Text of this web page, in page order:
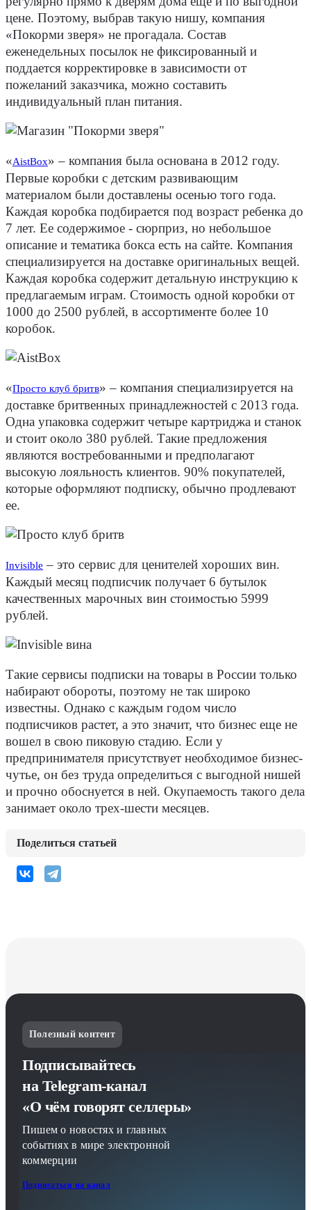
цене. Поэтому, выбрав такую нишу, компания
«Покорми зверя» не прогадала. Состав
еженедельных посылок не фиксированный и
поддается корректировке в зависимости от
пожеланий заказчика, можно составить
индивидуальный план питания.
«AistBox» – компания была основана в 2012 году.
Первые коробки с детским развивающим
материалом были доставлены осенью того года.
Каждая коробка подбирается под возраст ребенка до
7 лет. Ее содержимое - сюрприз, но небольшое
описание и тематика бокса есть на сайте. Компания
специализируется на доставке оригинальных вещей.
Каждая коробка содержит детальную инструкцию к
предлагаемым играм. Стоимость одной коробки от
1000 до 2500 рублей, в ассортименте более 10
коробок.
«Просто клуб бритв» – компания специализируется на
доставке бритвенных принадлежностей с 2013 года.
Одна упаковка содержит четыре картриджа и станок
и стоит около 380 рублей. Такие предложения
являются востребованными и предполагают
высокую лояльность клиентов. 90% покупателей,
которые оформляют подписку, обычно продлевают
ее.
Invisible – это сервис для ценителей хороших вин.
Каждый месяц подписчик получает 6 бутылок
качественных марочных вин стоимостью 5999
рублей.
Такие сервисы подписки на товары в России только
набирают обороты, поэтому не так широко
известны. Однако с каждым годом число
подписчиков растет, а это значит, что бизнес еще не
вошел в свою пиковую стадию. Если у
предпринимателя присутствует необходимое бизнес-
чутье, он без труда определиться с выгодной нишей
и прочно обоснуется в ней. Окупаемость такого дела
занимает около трех-шести месяцев.
Поделиться статьей
Полезный контент
Подписывайтесь
на Telegram-канал
«О чём говорят селлеры»
Пишем о новостях и главных
событиях в мире электронной
коммерции
Подписаться на канал